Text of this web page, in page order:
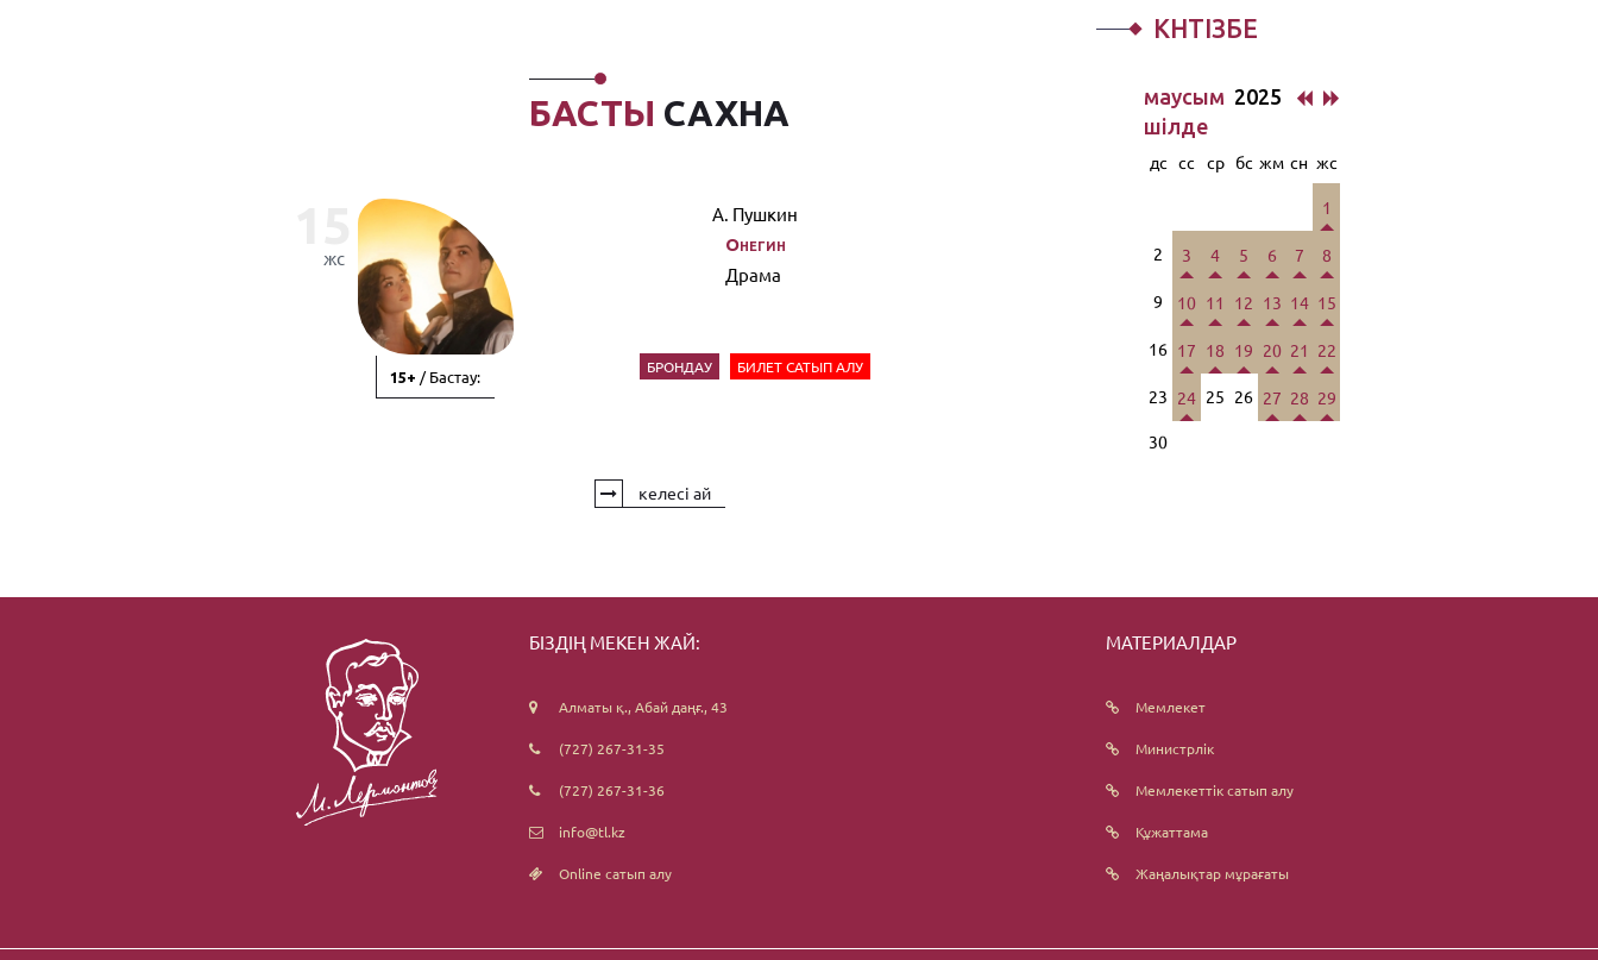
БАСТЫ САХНА
жс
15+ / Бастау:
А. Пушкин
Онегин
Драма
БРОНДАУ БИЛЕТ САТЫП АЛУ
келесі ай
КҮНТІЗБЕ
маусым 2025
шiлде
дс сс ср бс жм сн жс
1
2 3 4 5 6 7 8
9 10 11 12 13 14 15
16 17 18 19 20 21 22
23 24 25 26 27 28 29
30
БІЗДІҢ МЕКЕН ЖАЙ:
Алматы қ., Абай даңғ., 43
(727) 267-31-35
(727) 267-31-36
info@tl.kz
Online сатып алу
МАТЕРИАЛДАР
Мемлекет
Министрлік
Мемлекеттік сатып алу
Құжаттама
Жаңалықтар мұрағаты